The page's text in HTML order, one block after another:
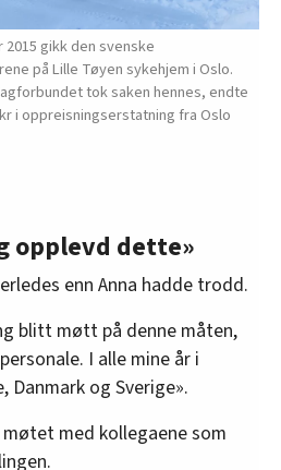
2015 gikk den svenske
på Lille Tøyen sykehjem i Oslo.
tok saken hennes, endte
i oppreisningserstatning fra Oslo
opplevd dette»
enn Anna hadde trodd.
blitt møtt på denne måten,
I alle mine år i
Danmark og Sverige».
med kollegaene som